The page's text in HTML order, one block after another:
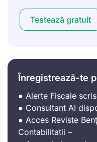
Testează gratuit
Înregistrează-te
● Alerte Fiscale
● Consultant AI
● Acces Reviste
Contabilitatii –